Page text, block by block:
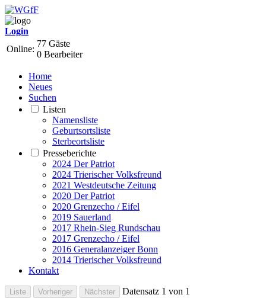
Login
Online:
77 Gäste
0 Bearbeiter
Home
Neues
Suchen
Listen
Namensliste
Geburtsortsliste
Sterbeortsliste
Presseberichte
2024 Der Patriot
2024 Trierischer Volksfreund
2021 Westdeutsche Zeitung
2020 Der Patriot
2020 Grenzecho / Eifel
2019 Sauerland
2017 Rhein-Sieg Rundschau
2017 Grenzecho / Eifel
2016 Generalanzeiger Bonn
2014 Trierischer Volksfreund
Kontakt
Datensatz 1 von 1